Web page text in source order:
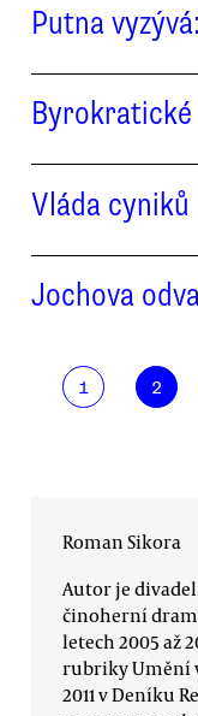
Putna
Vláda cyniků
Jochova
1 2
Roman Sikora
Autor je
činoherní
letech 2005 až
rubriky Umění
2011 v Deníku